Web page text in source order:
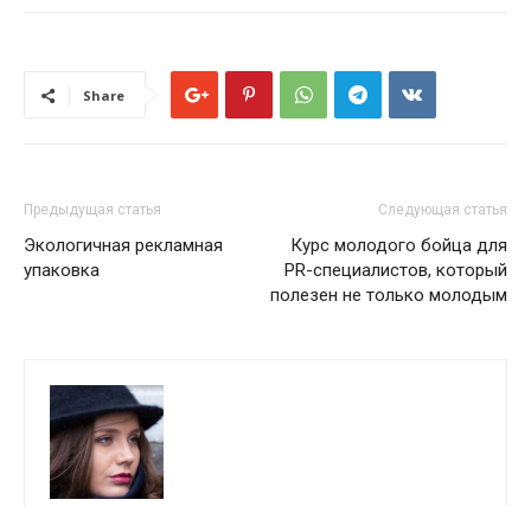
Share
Предыдущая статья
Экологичная рекламная
упаковка
Следующая статья
Курс молодого бойца для
PR-специалистов, который
полезен не только молодым